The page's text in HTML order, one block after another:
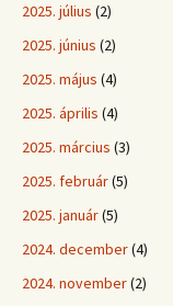
2025. július (2)
2025. június (2)
2025. május (4)
2025. április (4)
2025. március (3)
2025. február(5)
2025. január(5)
2024. december(4)
2024. november(2)